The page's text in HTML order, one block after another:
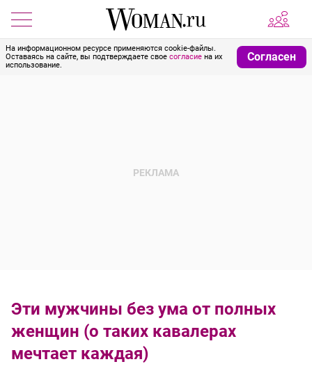
На информационном ресурсе применяются cookie-файлы.
Оставаясь на сайте, вы подтверждаете свое согласие на их
использование.
Согласен
Эти мужчины без ума от полных
женщин (о таких кавалерах
мечтает каждая)